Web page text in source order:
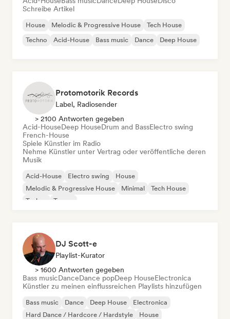
Schreibe Artikel
House Melodic & Progressive House
Tech House
Techno
Acid-House Bass music Dance Deep House
Protomotorik Records
Label, Radiosender
> 2100 Antworten gegeben
Acid-HouseDeep HouseDrum and BassElectro swing
French-House
Spiele Künstler im Radio
Nehme Künstler unter Vertrag oder veröffentliche deren
Musik
Acid-House Electro swing
House
Melodic & Progressive House
Minimal
Tech House
Techno
Trance
DJ Scott-e
Playlist-Kurator
> 1600 Antworten gegeben
Bass musicDanceDance popDeep HouseElectronica
Künstler zu meinen einflussreichen Playlists hinzufügen
Bass music Dance Deep House
Electronica
Hard Dance / Hardcore / Hardstyle
House